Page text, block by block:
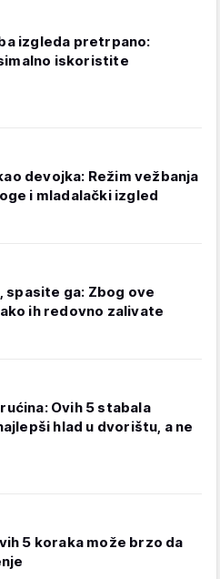
izgleda pretrpano:
iskoristite
devojka: Režim vežbanja
i mladalački izgled
spasite ga: Zbog ove
ih redovno zalivate
Ovih 5 stabala
hlad u dvorištu, a ne
5 koraka može brzo da